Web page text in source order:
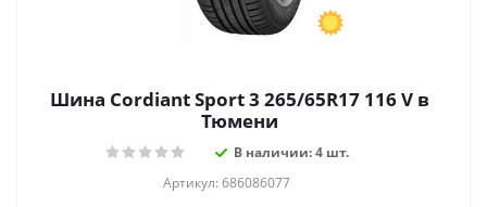
Шина Cordiant Sport 3 265/65R17 116 V в
Тюмени
В наличии: 4 шт.
Артикул: 686086077